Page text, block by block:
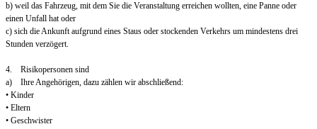
b) weil das Fahrzeug, mit dem Sie die Veranstaltung erreichen wollten, eine Panne oder
einen Unfall hat oder
c) sich die Ankunft aufgrund eines Staus oder stockenden Verkehrs um mindestens drei
Stunden verzögert.
4. Risikopersonen sind
a) Ihre Angehörigen, dazu zählen wir abschließend:
• Kinder
• Eltern
• Geschwister